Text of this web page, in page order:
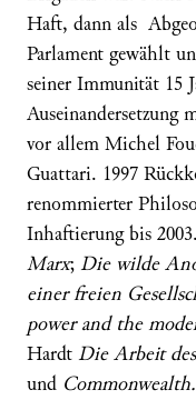
Haft, dann als
Parlament gewählt
seiner Immunität 15
vor allem Michel
Guattari. 1997
renommierter
Inhaftierung bis
Marx;Die wilde
einer freien
power and the
HardtDie Arbeit
und